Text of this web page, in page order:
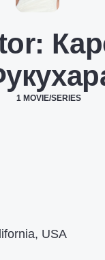
1 MOVIE/SERIES
USA